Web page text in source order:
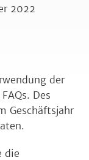
2022
der
Des
Geschäftsjahr
die